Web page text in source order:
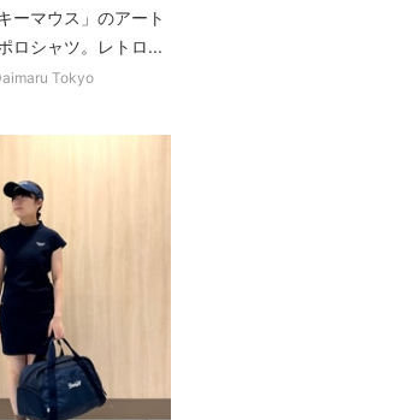
ーマウス」のアート
ロシャツ。レトロ...
Tokyo